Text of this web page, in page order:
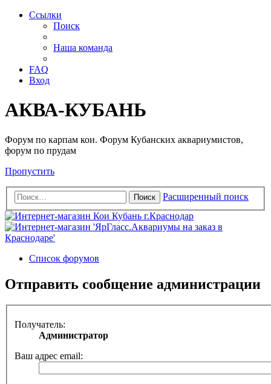
Ссылки
Поиск
Наша команда
FAQ
Вход
АКВА-КУБАНЬ
Форум по карпам кои. Форум Кубанских аквариумистов,
форум по прудам
Пропустить
Поиск Расширенный поиск
Список форумов
Отправить сообщение администрации
Получатель:
Администратор
Ваш адрес email: